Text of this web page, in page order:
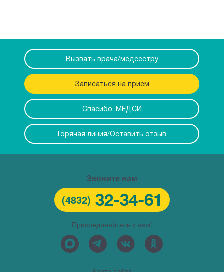
Вызвать врача/медсестру
Записаться на прием
Спасибо, МЕДСИ
Горячая линия/Оставить отзыв
Звоните нам
(4832) 32-34-61
Присоединяйтесь к нам: